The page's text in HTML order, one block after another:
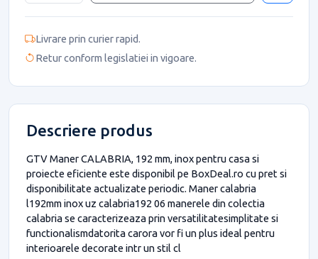
Livrare prin curier rapid.
Retur conform legislatiei in vigoare.
Descriere produs
GTV Maner CALABRIA, 192 mm, inox pentru casa si
proiecte eficiente este disponibil pe BoxDeal.ro cu pret si
disponibilitate actualizate periodic. Maner calabria
l192mm inox uz calabria192 06 manerele din colectia
calabria se caracterizeaza prin versatilitatesimplitate si
functionalismdatorita carora vor fi un plus ideal pentru
interioarele decorate intr un stil cl